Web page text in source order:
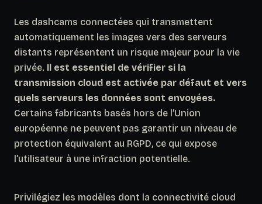
Les dashcams connectées qui transmettent
automatiquement les images vers des serveurs
distants représentent un risque majeur pour la vie
privée. Il est essentiel de vérifier si la
transmission cloud est activée par défaut et vers
quels serveurs les données sont envoyées.
Certains fabricants basés hors de l’Union
européenne ne peuvent pas garantir un niveau de
protection équivalent au RGPD, ce qui expose
l’utilisateur à une infraction potentielle.
Privilégiez les modèles dont la connectivité cloud